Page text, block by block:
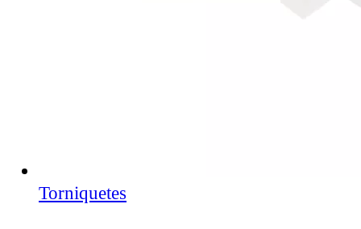
Torniquetes